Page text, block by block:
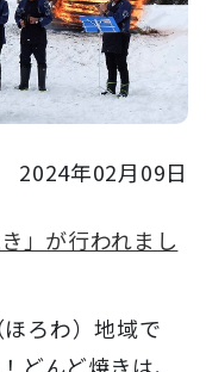
2024年02月09日
」が行われまし
ろわ）地域で
どんど焼きは、